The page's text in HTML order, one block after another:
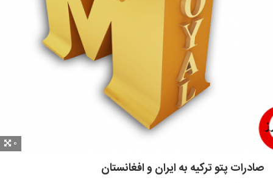
0
صادرات پتو ترکیه به ایران و افغانستان